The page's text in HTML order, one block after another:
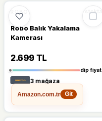
%37 %37 DÜŞTÜ
ROBO stokta
Robo Balık Yakalama
Kamerası
2.699 TL
dip fiyat
3 mağaza
Amazon.com.tr
Git